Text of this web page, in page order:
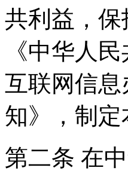
共利益，
《中华人
互联网信
知》，制定
第二条 在